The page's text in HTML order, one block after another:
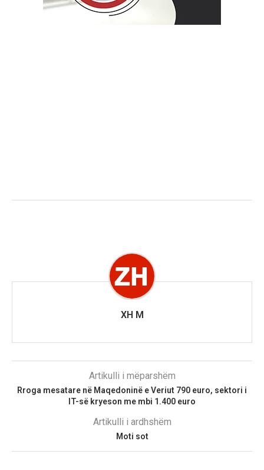
XH M
Artikulli i mëparshëm
Rroga mesatare në Maqedoninë e Veriut 790 euro, sektori i
IT-së kryeson me mbi 1.400 euro
Artikulli i ardhshëm
Moti sot